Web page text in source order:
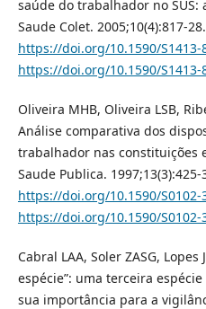
saúde do trabalhador no SUS:
Saude Colet. 2005;10(4):817-28.
https://doi.org/10.1590/S1413-
https://doi.org/10.1590/S1413-
Oliveira MHB, Oliveira LSB,
Análise comparativa dos
trabalhador nas constituições
Saude Publica. 1997;13(3):425-
https://doi.org/10.1590/S0102-
https://doi.org/10.1590/S0102-
Cabral LAA, Soler ZASG, Lopes
espécie”: uma terceira
sua importância para a